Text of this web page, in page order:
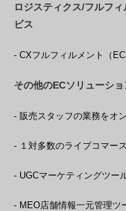
ロジスティクス/フルフ
ビス
- CXフルフィルメント（EC
その他のECソリューショ
- 販売スタッフの業務をオ
- １対多数のライブコマー
- UGCマーケティングツー
- MEO店舗情報一元管理ツ